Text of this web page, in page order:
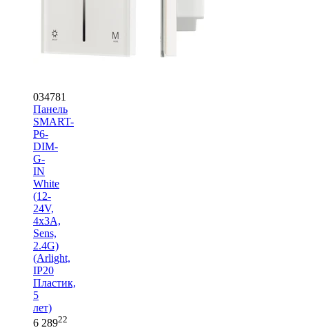
034781
Панель
SMART-
P6-
DIM-
G-
IN
White
(12-
24V,
4x3A,
Sens,
2.4G)
(Arlight,
IP20
Пластик,
5
лет)
6 28922